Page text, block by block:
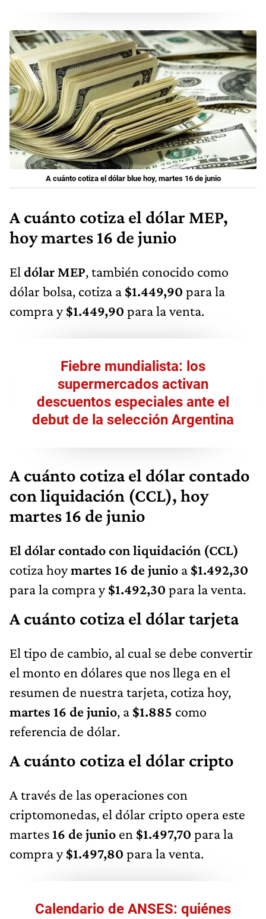
A cuánto cotiza el dólar blue hoy, martes 16 de junio
A cuánto cotiza el dólar MEP,
hoy martes 16 de junio
El dólar MEP, también conocido como
dólar bolsa, cotiza a $1.449,90 para la
compra y$1.449,90 para la venta.
Fiebre mundialista: los
supermercados activan
descuentos especiales ante el
debut de la selección Argentina
A cuánto cotiza el dólar contado
con liquidación (CCL), hoy
martes 16 de junio
El dólar contado con liquidación (CCL)
cotiza hoymartes 16 de junio a $1.492,30
para la compra y$1.492,30 para la venta.
A cuánto cotiza el dólar tarjeta
El tipo de cambio, al cual se debe convertir
el monto en dólares que nos llega en el
resumen de nuestra tarjeta, cotiza hoy,
martes 16 de junio, a $1.885 como
referencia de dólar.
A cuánto cotiza el dólar cripto
A través de las operaciones con
criptomonedas, el dólar cripto opera este
martes16 de junio en $1.497,70 para la
compra y$1.497,80 para la venta.
Calendario de ANSES: quiénes